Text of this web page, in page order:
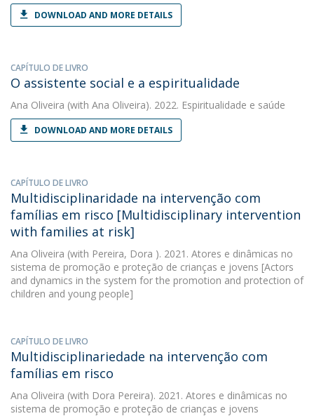
DOWNLOAD AND MORE DETAILS
CAPÍTULO DE LIVRO
O assistente social e a espiritualidade
Ana Oliveira (with Ana Oliveira). 2022. Espiritualidade e saúde
DOWNLOAD AND MORE DETAILS
CAPÍTULO DE LIVRO
Multidisciplinaridade na intervenção com
famílias em risco [Multidisciplinary intervention
with families at risk]
Ana Oliveira (with Pereira, Dora ). 2021. Atores e dinâmicas no
sistema de promoção e proteção de crianças e jovens [Actors
and dynamics in the system for the promotion and protection of
children and young people]
CAPÍTULO DE LIVRO
Multidisciplinariedade na intervenção com
famílias em risco
Ana Oliveira (with Dora Pereira). 2021. Atores e dinâmicas no
sistema de promoção e proteção de crianças e jovens